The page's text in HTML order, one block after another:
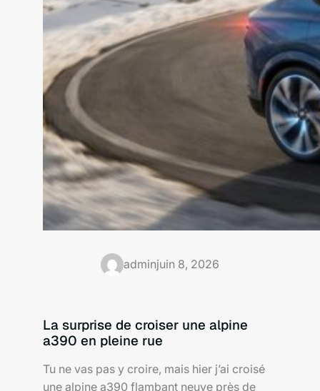
adminjuin 8, 2026
La surprise de croiser une alpine
a390 en pleine rue
Tu ne vas pas y croire, mais hier j’ai croisé
une alpine a390 flambant neuve près de